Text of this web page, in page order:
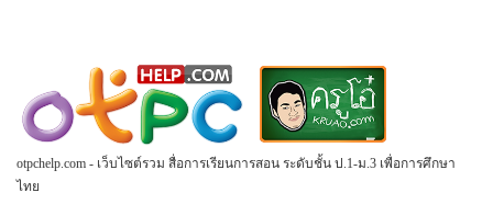
otpchelp.com - เว็บไซต์รวม สื่อการเรียนการสอน ระดับชั้น ป.1-ม.3 เพื่อการศึกษา
ไทย